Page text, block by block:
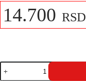
14.700 RSD